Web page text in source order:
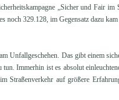
„Sicher und Fair im
noch 329.128, im Gegensatz dazu
Unfallgeschehen. Das gibt einem
Immerhin ist es absolut
Straßenverkehr auf größere